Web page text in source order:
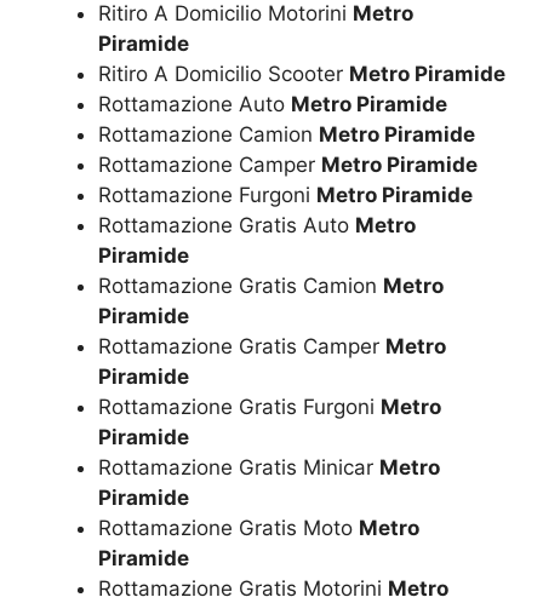
Ritiro A Domicilio Motorini Metro
Piramide
Ritiro A Domicilio Scooter Metro Piramide
Rottamazione Auto Metro Piramide
Rottamazione Camion Metro Piramide
Rottamazione Camper Metro Piramide
Rottamazione Furgoni Metro Piramide
Rottamazione Gratis Auto Metro
Piramide
Rottamazione Gratis Camion Metro
Piramide
Rottamazione Gratis Camper Metro
Piramide
Rottamazione Gratis Furgoni Metro
Piramide
Rottamazione Gratis Minicar Metro
Piramide
Rottamazione Gratis Moto Metro
Piramide
Rottamazione Gratis Motorini Metro